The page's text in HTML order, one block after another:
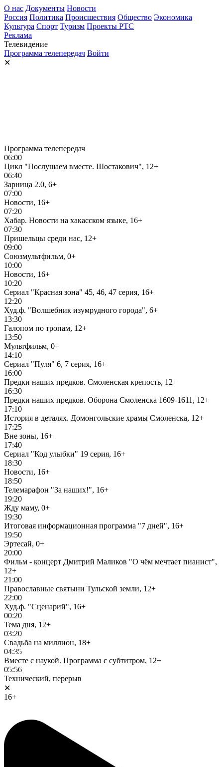
О нас Документы Новости
Россия Политика Происшествия Общество Экономика
Культура Спорт Туризм Проекты РТС
Реклама
Телевидение
Программа телепередач Войти
✕
Программа телепередач
06:00
Цикл "Послушаем вместе. Шостакович", 12+
06:40
Зарница 2.0, 6+
07:00
Новости, 16+
07:20
Хабар. Новости на хакасском языке, 16+
07:30
Пришельцы среди нас, 12+
09:00
Союзмультфильм, 0+
10:00
Новости, 16+
10:20
Сериал "Красная зона" 45, 46, 47 серия, 16+
12:20
Худ.ф. "Волшебник изумрудного города", 6+
13:30
Галопом по тропам, 12+
13:50
Мультфильм, 0+
14:10
Сериал "Пуля" 6, 7 серия, 16+
16:00
Предки наших предков. Смоленская крепость, 12+
16:30
Предки наших предков. Оборона Смоленска 1609-1611, 12+
17:10
История в деталях. Домонгольские храмы Смоленска, 12+
17:25
Вне зоны, 16+
17:40
Сериал "Код улыбки" 19 серия, 16+
18:30
Новости, 16+
18:50
Телемарафон "За наших!", 16+
19:20
Жду маму, 0+
19:30
Итоговая информационная программа "7 дней", 16+
19:50
Эртесай, 0+
20:00
Фильм - концерт Дмитрий Маликов "О чём мечтает пианист",
12+
21:00
Православные святыни Тульской земли, 12+
22:00
Худ.ф. "Сценарий", 16+
00:20
Тема дня, 12+
03:20
Свадьба на миллион, 18+
04:35
Вместе с наукой. Программа с субтитром, 12+
05:56
Технический, перерыв
✕
16+